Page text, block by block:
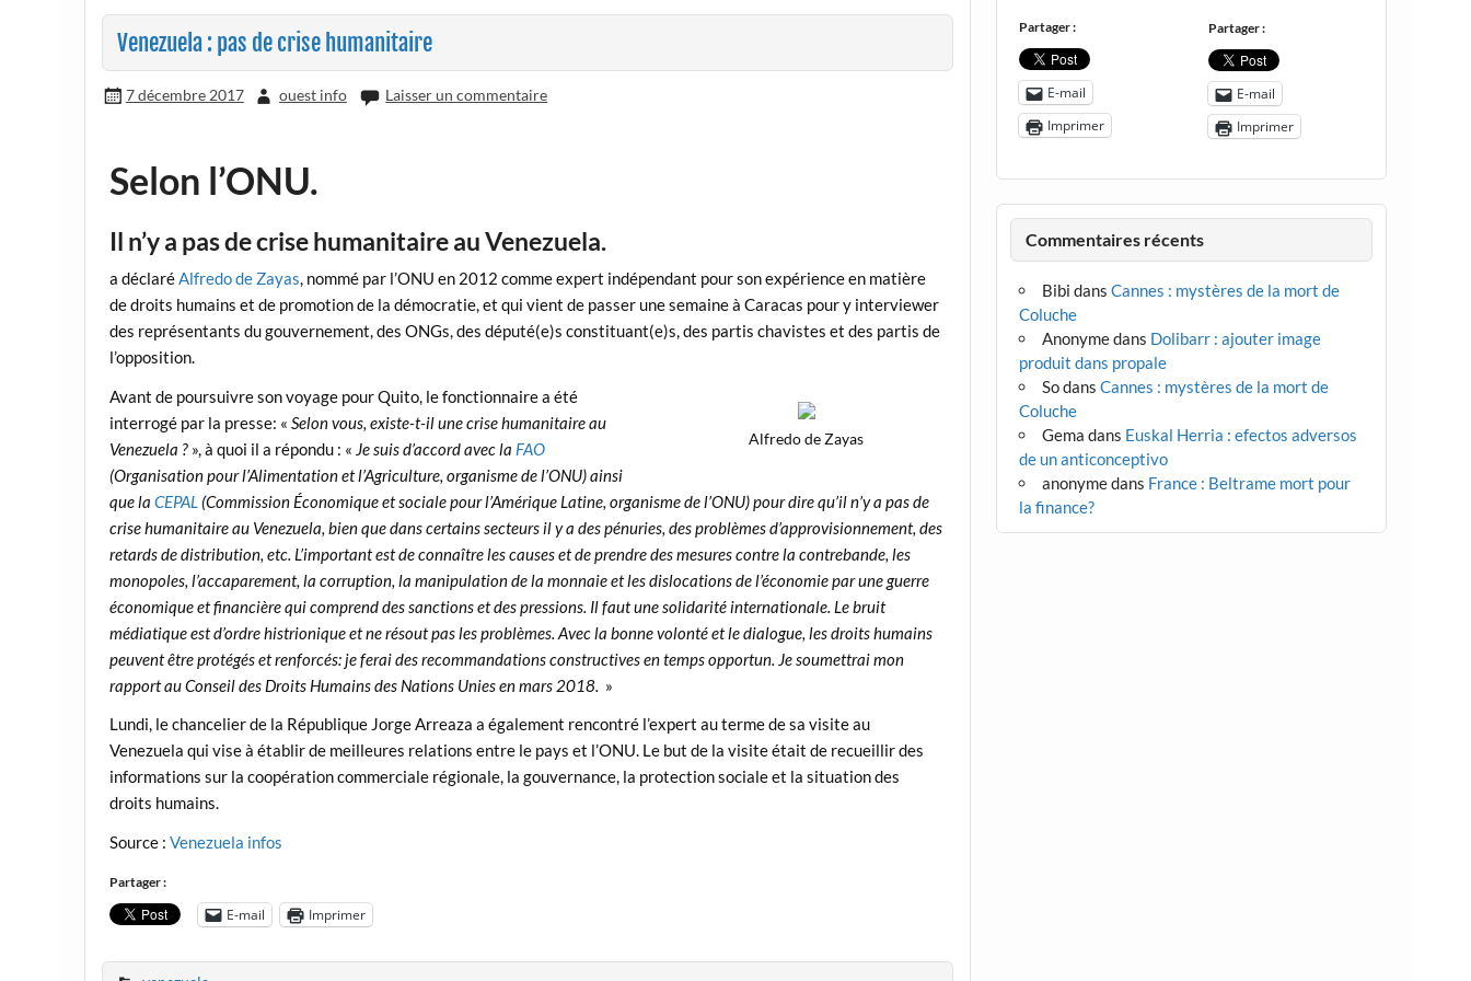
Venezuela : pas de crise humanitaire
7 décembre 2017 ouest info Laisser un commentaire
Selon l’ONU.
Il n’y a pas de crise humanitaire au Venezuela.
a déclaréAlfredo de Zayas, nommé par l’ONU en 2012 comme expert indépendant pour son expérience en matière
de droits humains et de promotion de la démocratie, et qui vient de passer une semaine à Caracas pour y interviewer
des représentants du gouvernement, des ONGs, des député(e)s constituant(e)s, des partis chavistes et des partis de
l’opposition.
Alfredo de Zayas
Avant de poursuivre son voyage pour Quito, le fonctionnaire a été
interrogé par la presse: «Selon vous, existe-t-il une crise humanitaire au
Venezuela ? », à quoi il a répondu : « Je suis d’accord avec la FAO
(Organisation pour l’Alimentation et l’Agriculture, organisme de l’ONU) ainsi
que laCEPAL (Commission Économique et sociale pour l’Amérique Latine, organisme de l’ONU) pour dire qu’il n’y a pas de
crise humanitaire au Venezuela, bien que dans certains secteurs il y a des pénuries, des problèmes d’approvisionnement, des
retards de distribution, etc. L’important est de connaître les causes et de prendre des mesures contre la contrebande, les
monopoles, l’accaparement, la corruption, la manipulation de la monnaie et les dislocations de l’économie par une guerre
économique et financière qui comprend des sanctions et des pressions. Il faut une solidarité internationale. Le bruit
médiatique est d’ordre histrionique et ne résout pas les problèmes. Avec la bonne volonté et le dialogue, les droits humains
peuvent être protégés et renforcés: je ferai des recommandations constructives en temps opportun. Je soumettrai mon
rapport au Conseil des Droits Humains des Nations Unies en mars 2018. »
Lundi, le chancelier de la République Jorge Arreaza a également rencontré l’expert au terme de sa visite au
Venezuela qui vise à établir de meilleures relations entre le pays et l’ONU. Le but de la visite était de recueillir des
informations sur la coopération commerciale régionale, la gouvernance, la protection sociale et la situation des
droits humains.
Source :Venezuela infos
Partager :
E-mail Imprimer
Partager :
E-mail
Imprimer
Partager :
E-mail
Imprimer
Commentaires récents
Bibi dansCannes : mystères de la mort de
Coluche
Anonymedans Dolibarr : ajouter image
produit dans propale
SodansCannes : mystères de la mort de
Coluche
Gema dans Euskal Herria : efectos adversos
de un anticonceptivo
anonymedans France : Beltrame mort pour
la finance?